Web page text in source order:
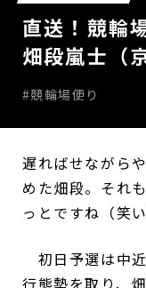
直送！競輪
畑段嵐士（
#競輪場便り
遅ればせながら
めた畑段。それ
っとですね（笑
初日予選は中
行態勢を取り、